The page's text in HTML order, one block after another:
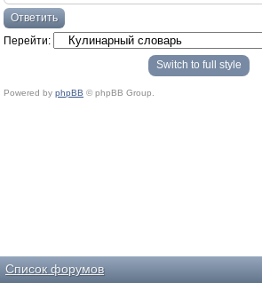
Ответить
Перейти:
Switch to full style
Powered by phpBB © phpBB Group.
Список форумов